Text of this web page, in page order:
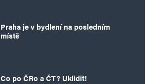
Praha je v bydlení na posledním
místě
Co po ČRo a ČT? Uklidit!